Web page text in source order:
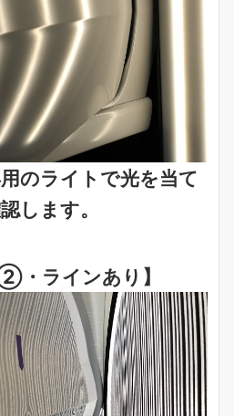
のライトで光を当て
します。
・ラインあり】